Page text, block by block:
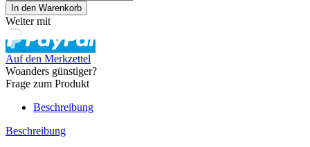
Weiter mit
Auf den Merkzettel
Woanders günstiger?
Frage zum Produkt
Beschreibung
Beschreibung